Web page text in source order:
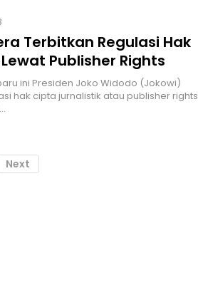
Terbitkan Regulasi Hak
Publisher Rights
baru ini Presiden Joko Widodo (Jokowi)
hak cipta jurnalistik atau publisher rights
Next